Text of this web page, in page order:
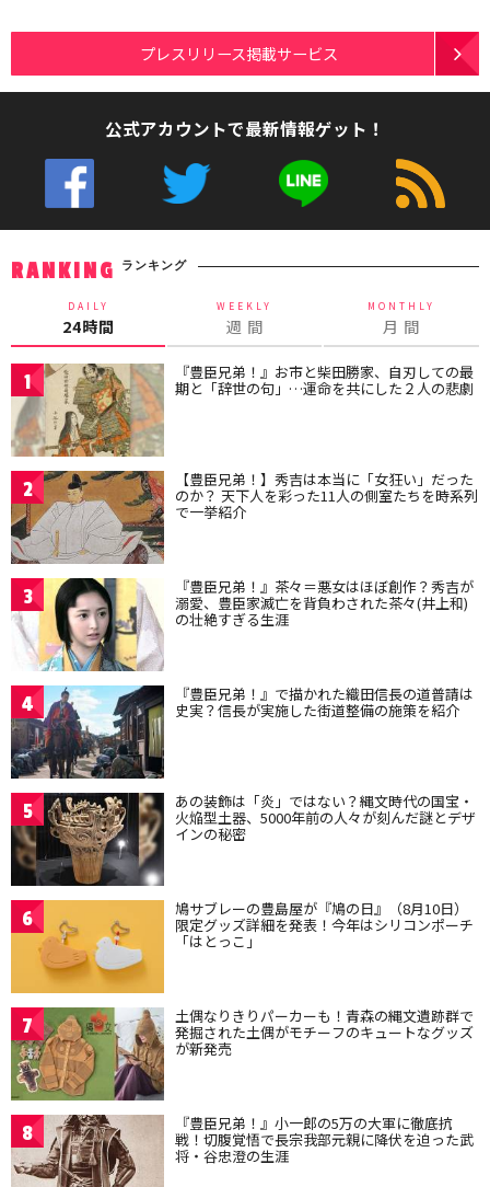
プレスリリース掲載サービス
公式アカウントで最新情報ゲット！
RANKING ランキング
DAILY
24時間
WEEKLY
週 間
MONTHLY
月 間
1 『豊臣兄弟！』お市と柴田勝家、自刃しての最
期と「辞世の句」…運命を共にした２人の悲劇
2 【豊臣兄弟！】秀吉は本当に「女狂い」だった
のか？ 天下人を彩った11人の側室たちを時系列
で一挙紹介
3 『豊臣兄弟！』茶々＝悪女はほぼ創作？秀吉が
溺愛、豊臣家滅亡を背負わされた茶々(井上和)
の壮絶すぎる生涯
4 『豊臣兄弟！』で描かれた織田信長の道普請は
史実？信長が実施した街道整備の施策を紹介
5 あの装飾は「炎」ではない？縄文時代の国宝・
火焔型土器、5000年前の人々が刻んだ謎とデザ
インの秘密
6 鳩サブレーの豊島屋が『鳩の日』（8月10日）
限定グッズ詳細を発表！今年はシリコンポーチ
「はとっこ」
7 土偶なりきりパーカーも！青森の縄文遺跡群で
発掘された土偶がモチーフのキュートなグッズ
が新発売
8 『豊臣兄弟！』小一郎の5万の大軍に徹底抗
戦！切腹覚悟で長宗我部元親に降伏を迫った武
将・谷忠澄の生涯